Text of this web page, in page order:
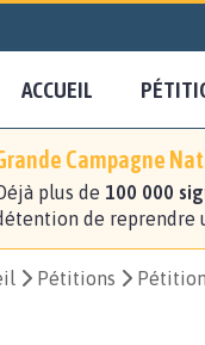
ACCUEIL
Campagne
plus de 100 000
de reprendre
Pétitions